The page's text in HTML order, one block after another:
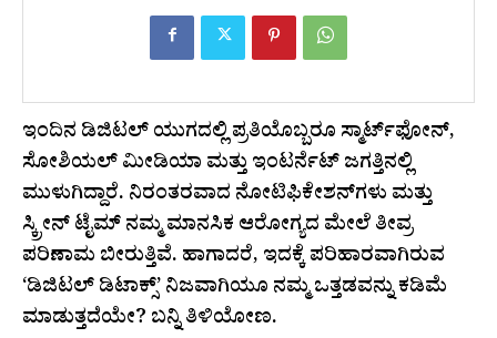
ಇಂದಿನ ಡಿಜಿಟಲ್ ಯುಗದಲ್ಲಿ ಪ್ರತಿಯೊಬ್ಬರೂ ಸ್ಮಾರ್ಟ್‌ಫೋನ್,
ಸೋಶಿಯಲ್ ಮೀಡಿಯಾ ಮತ್ತು ಇಂಟರ್ನೆಟ್ ಜಗತ್ತಿನಲ್ಲಿ
ಮುಳುಗಿದ್ದಾರೆ. ನಿರಂತರವಾದ ನೋಟಿಫಿಕೇಶನ್‌ಗಳು ಮತ್ತು
ಸ್ಕ್ರೀನ್ ಟೈಮ್ ನಮ್ಮ ಮಾನಸಿಕ ಆರೋಗ್ಯದ ಮೇಲೆ ತೀವ್ರ
ಪರಿಣಾಮ ಬೀರುತ್ತಿವೆ. ಹಾಗಾದರೆ, ಇದಕ್ಕೆ ಪರಿಹಾರವಾಗಿರುವ
‘ಡಿಜಿಟಲ್ ಡಿಟಾಕ್ಸ್’ ನಿಜವಾಗಿಯೂ ನಮ್ಮ ಒತ್ತಡವನ್ನು ಕಡಿಮೆ
ಮಾಡುತ್ತದೆಯೇ? ಬನ್ನಿ ತಿಳಿಯೋಣ.